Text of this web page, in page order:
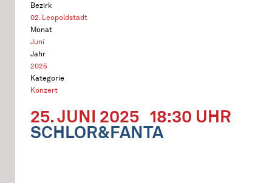
Bezirk
02. Leopoldstadt
Monat
Juni
Jahr
2025
Kategorie
Konzert
25. JUNI 2025 18:30 UHR
SCHLOR&FANTA